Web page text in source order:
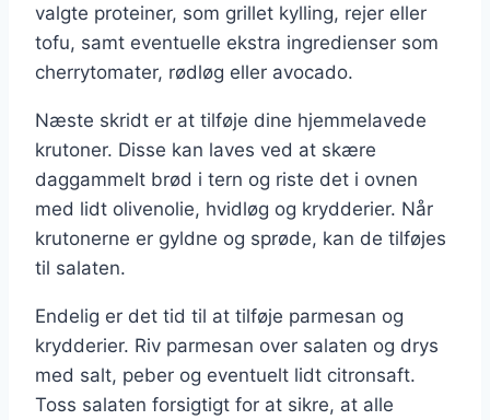
valgte proteiner, som grillet kylling, rejer eller
tofu, samt eventuelle ekstra ingredienser som
cherrytomater, rødløg eller avocado.
Næste skridt er at tilføje dine hjemmelavede
krutoner. Disse kan laves ved at skære
daggammelt brød i tern og riste det i ovnen
med lidt olivenolie, hvidløg og krydderier. Når
krutonerne er gyldne og sprøde, kan de tilføjes
til salaten.
Endelig er det tid til at tilføje parmesan og
krydderier. Riv parmesan over salaten og drys
med salt, peber og eventuelt lidt citronsaft.
Toss salaten forsigtigt for at sikre, at alle